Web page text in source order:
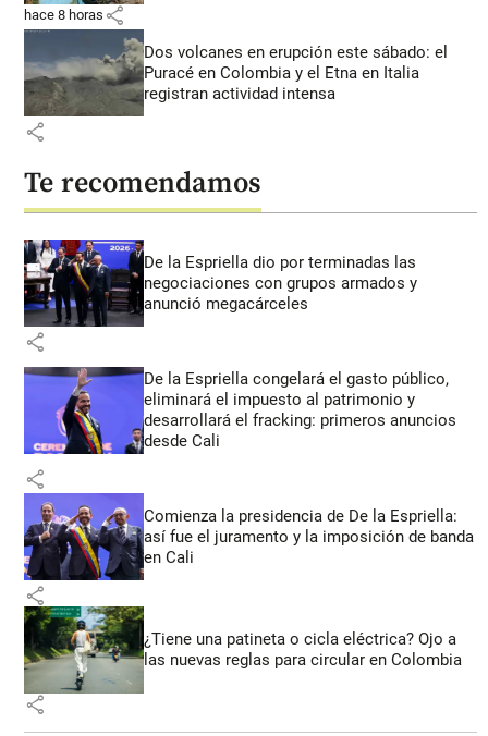
hace 8 horas share
Dos volcanes en erupción este sábado: el
Puracé en Colombia y el Etna en Italia
registran actividad intensa
share
Te recomendamos
De la Espriella dio por terminadas las
negociaciones con grupos armados y
anunció megacárceles
share
De la Espriella congelará el gasto público,
eliminará el impuesto al patrimonio y
desarrollará el fracking: primeros anuncios
desde Cali
share
Comienza la presidencia de De la Espriella:
así fue el juramento y la imposición de banda
en Cali
share
¿Tiene una patineta o cicla eléctrica? Ojo a
las nuevas reglas para circular en Colombia
share